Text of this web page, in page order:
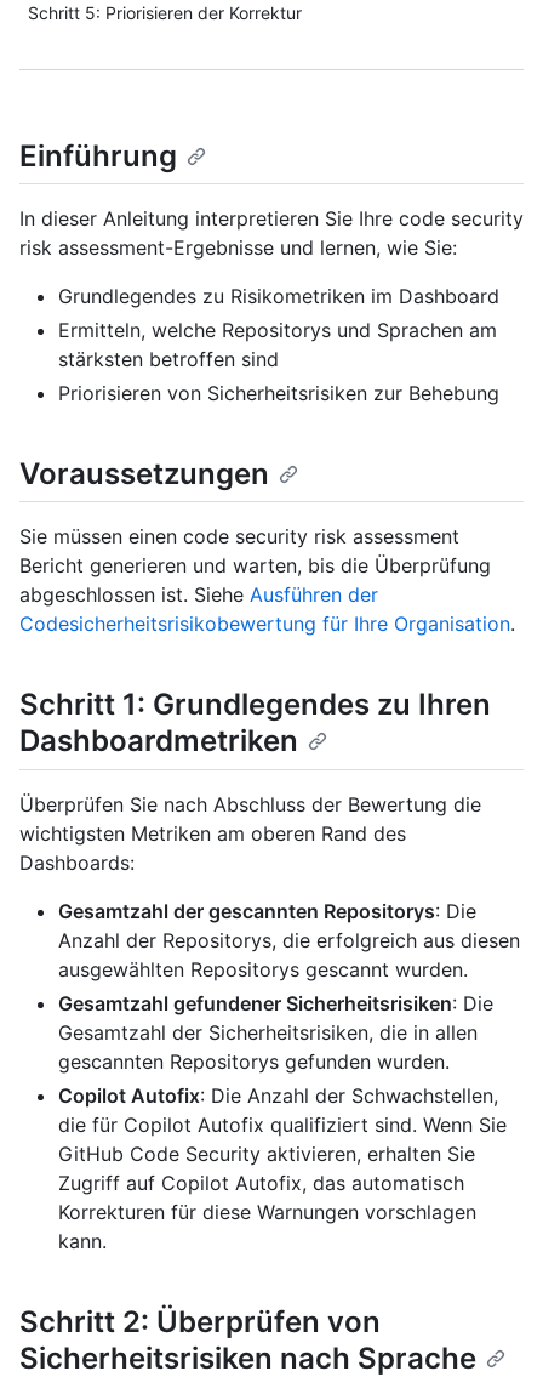
Schritt 5: Priorisieren der Korrektur
Einführung
In dieser Anleitung interpretieren Sie Ihre code security
risk assessment-Ergebnisse und lernen, wie Sie:
Grundlegendes zu Risikometriken im Dashboard
Ermitteln, welche Repositorys und Sprachen am
stärksten betroffen sind
Priorisieren von Sicherheitsrisiken zur Behebung
Voraussetzungen
Sie müssen einen code security risk assessment
Bericht generieren und warten, bis die Überprüfung
abgeschlossen ist. Siehe Ausführen der
Codesicherheitsrisikobewertung für Ihre Organisation.
Schritt 1: Grundlegendes zu Ihren
Dashboardmetriken
Überprüfen Sie nach Abschluss der Bewertung die
wichtigsten Metriken am oberen Rand des
Dashboards:
Gesamtzahl der gescannten Repositorys: Die
Anzahl der Repositorys, die erfolgreich aus diesen
ausgewählten Repositorys gescannt wurden.
Gesamtzahl gefundener Sicherheitsrisiken: Die
Gesamtzahl der Sicherheitsrisiken, die in allen
gescannten Repositorys gefunden wurden.
Copilot Autofix: Die Anzahl der Schwachstellen,
die für Copilot Autofix qualifiziert sind. Wenn Sie
GitHub Code Security aktivieren, erhalten Sie
Zugriff auf Copilot Autofix, das automatisch
Korrekturen für diese Warnungen vorschlagen
kann.
Schritt 2: Überprüfen von
Sicherheitsrisiken nach Sprache